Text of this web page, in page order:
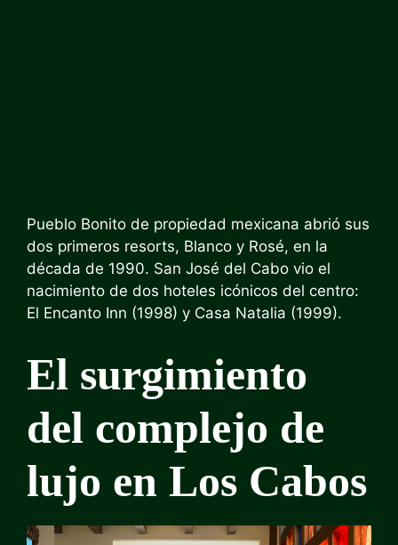
Pueblo Bonito de propiedad mexicana abrió sus
dos primeros resorts, Blanco y Rosé, en la
década de 1990. San José del Cabo vio el
nacimiento de dos hoteles icónicos del centro:
El Encanto Inn (1998) y Casa Natalia (1999).
El surgimiento
del complejo de
lujo en Los Cabos